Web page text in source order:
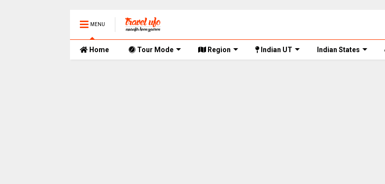
MENU
Home Tour Mode Region Indian UT Indian States